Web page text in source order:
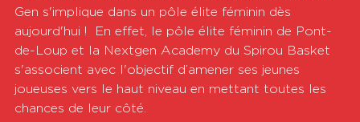
Gen s'implique dans un pôle élite féminin dès
aujourd'hui !  En effet, le pôle élite féminin de Pont-
de-Loup et la Nextgen Academy du Spirou Basket
s'associent avec l'objectif d’amener ses jeunes
joueuses vers le haut niveau en mettant toutes les
chances de leur côté.